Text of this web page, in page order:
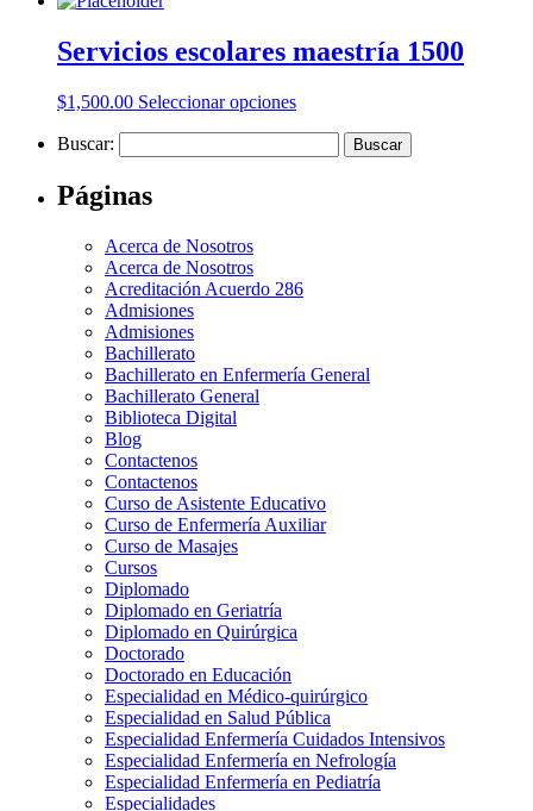
Servicios escolares maestría 1500
$1,500.00 Seleccionar opciones
Buscar:
Páginas
Acerca de Nosotros
Acerca de Nosotros
Acreditación Acuerdo 286
Admisiones
Admisiones
Bachillerato
Bachillerato en Enfermería General
Bachillerato General
Biblioteca Digital
Blog
Contactenos
Contactenos
Curso de Asistente Educativo
Curso de Enfermería Auxiliar
Curso de Masajes
Cursos
Diplomado
Diplomado en Geriatría
Diplomado en Quirúrgica
Doctorado
Doctorado en Educación
Especialidad en Médico-quirúrgico
Especialidad en Salud Pública
Especialidad Enfermería Cuidados Intensivos
Especialidad Enfermería en Nefrología
Especialidad Enfermería en Pediatría
Especialidades